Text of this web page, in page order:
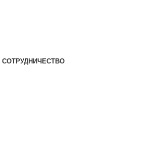
СОТРУДНИЧЕСТВО